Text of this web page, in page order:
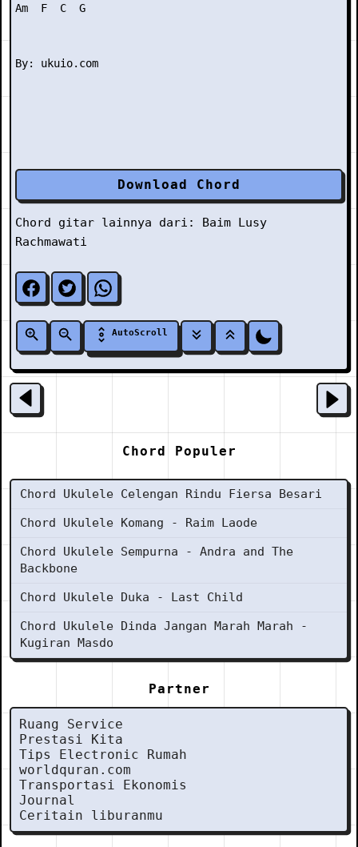
Am  F  C  G
Download Chord
Chord gitar lainnya dari: Baim Lusy
Rachmawati
AutoScroll
Chord Populer
Chord Ukulele Celengan Rindu Fiersa Besari
Chord Ukulele Komang - Raim Laode
Chord Ukulele Sempurna - Andra and The
Backbone
Chord Ukulele Duka - Last Child
Chord Ukulele Dinda Jangan Marah Marah -
Kugiran Masdo
Partner
Ruang Service
Prestasi Kita
Tips Electronic Rumah
worldquran.com
Transportasi Ekonomis
Journal
Ceritain liburanmu